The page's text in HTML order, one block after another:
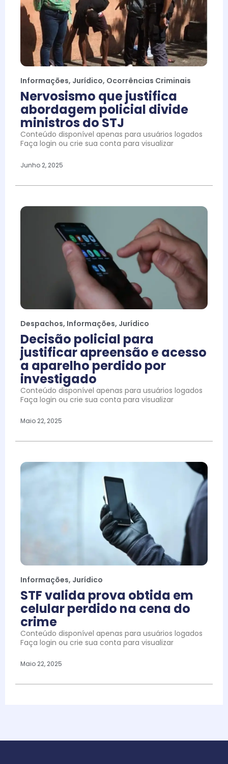
Informações, Jurídico, Ocorrências Criminais
Nervosismo que justifica
abordagem policial divide
ministros do STJ
Conteúdo disponível apenas para usuários logados
Faça login ou crie sua conta para visualizar
Junho 2, 2025
Despachos, Informações, Jurídico
Decisão policial para
justificar apreensão e acesso
a aparelho perdido por
investigado
Conteúdo disponível apenas para usuários logados
Faça login ou crie sua conta para visualizar
Maio 22, 2025
Informações, Jurídico
STF valida prova obtida em
celular perdido na cena do
crime
Conteúdo disponível apenas para usuários logados
Faça login ou crie sua conta para visualizar
Maio 22, 2025